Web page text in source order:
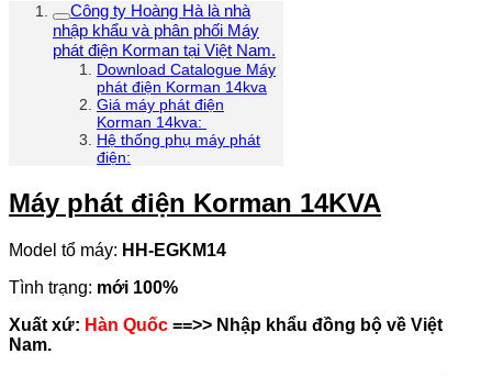
Công ty Hoàng Hà là nhà
nhập khẩu và phân phối Máy
phát điện Korman tại Việt Nam.
Download Catalogue Máy
phát điện Korman 14kva
Giá máy phát điện
Korman 14kva:
Hệ thống phụ máy phát
điện:
Máy phát điện Korman 14KVA
Model tổ máy: HH-EGKM14
Tình trạng: mới 100%
Xuất xứ: Hàn Quốc ==>> Nhập khẩu đồng bộ về Việt
Nam.